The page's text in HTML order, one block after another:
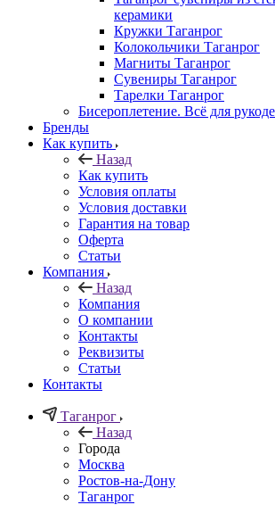
керамики
Кружки Таганрог
Колокольчики Таганрог
Магниты Таганрог
Сувениры Таганрог
Тарелки Таганрог
Бисероплетение. Всё для
Бренды
Как купить
Назад
Как купить
Условия оплаты
Условия доставки
Гарантия на товар
Оферта
Статьи
Компания
Назад
Компания
О компании
Контакты
Реквизиты
Статьи
Контакты
Таганрог
Назад
Города
Москва
Ростов-на-Дону
Таганрог